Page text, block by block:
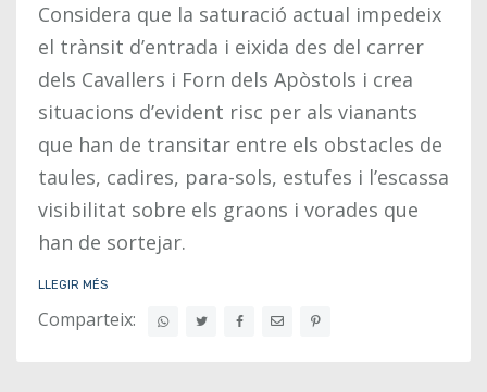
Considera que la saturació actual impedeix
el trànsit d’entrada i eixida des del carrer
dels Cavallers i Forn dels Apòstols i crea
situacions d’evident risc per als vianants
que han de transitar entre els obstacles de
taules, cadires, para-sols, estufes i l’escassa
visibilitat sobre els graons i vorades que
han de sortejar.
LLEGIR MÉS
Comparteix: